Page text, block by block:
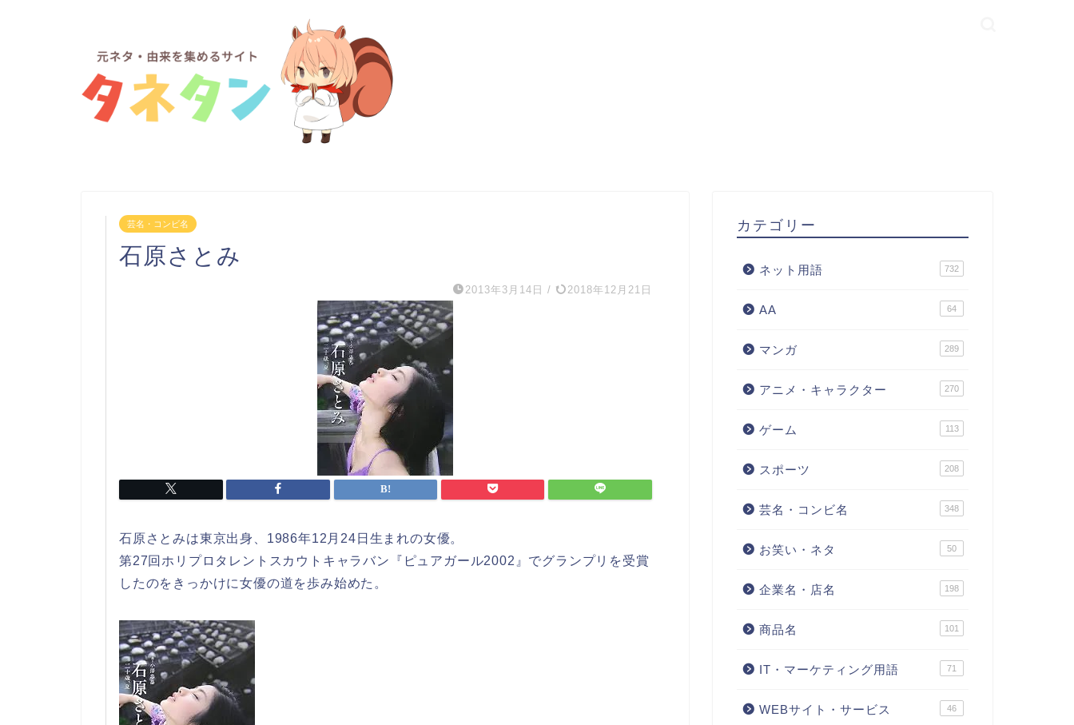
芸名・コンビ名
石原さとみ
2013年3月14日 / 2018年12月21日
石原さとみは東京出身、1986年12月24日生まれの女優。
第27回ホリプロタレントスカウトキャラバン『ピュアガール2002』でグランプリを受賞
したのをきっかけに女優の道を歩み始めた。
カテゴリー
ネット用語 732
AA 64
マンガ 289
アニメ・キャラクター 270
ゲーム 113
スポーツ 208
芸名・コンビ名 348
お笑い・ネタ 50
企業名・店名 198
商品名 101
IT・マーケティング用語 71
WEBサイト・サービス 46